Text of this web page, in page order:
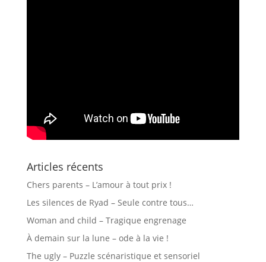
Articles récents
Chers parents – L’amour à tout prix !
Les silences de Ryad – Seule contre tous…
Woman and child – Tragique engrenage
À demain sur la lune – ode à la vie !
The ugly – Puzzle scénaristique et sensoriel